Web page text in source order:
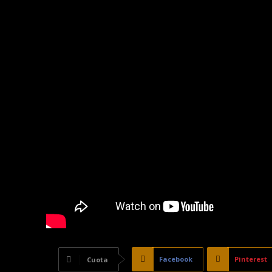
Cuota Facebook Pinterest